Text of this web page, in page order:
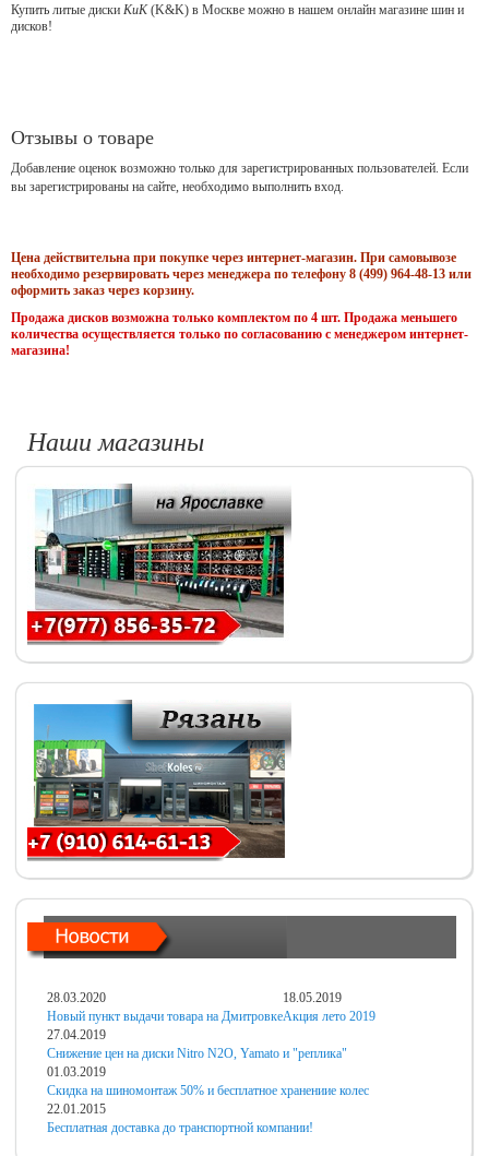
Купить литые диски КиК(K&K) в Москве можно в нашем онлайн магазине шин и
дисков!
Отзывы о товаре
Добавление оценок возможно только для зарегистрированных пользователей. Если
вы зарегистрированы на сайте, необходимо выполнить вход.
Цена действительна при покупке через интернет-магазин. При самовывозе
необходимо резервировать через менеджера по телефону 8 (499) 964-48-13 или
оформить заказ через корзину.
Продажа дисков возможна только комплектом по 4 шт. Продажа меньшего
количества осуществляется только по согласованию с менеджером интернет-
магазина!
Наши магазины
28.03.2020
Новый пункт выдачи товара на Дмитровке
18.05.2019
Акция лето 2019
27.04.2019
Снижение цен на диски Nitro N2O, Yamato и "реплика"
01.03.2019
Скидка на шиномонтаж 50% и бесплатное хранениие колес
22.01.2015
Бесплатная доставка до транспортной компании!